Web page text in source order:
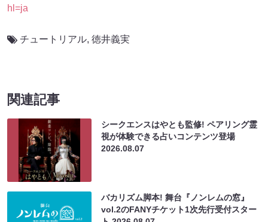
hl=ja
チュートリアル, 徳井義実
関連記事
シークエンスはやとも監修! ペアリング霊
視が体験できる占いコンテンツ登場
2026.08.07
バカリズム脚本! 舞台『ノンレムの窓』
vol.2のFANYチケット1次先行受付スター